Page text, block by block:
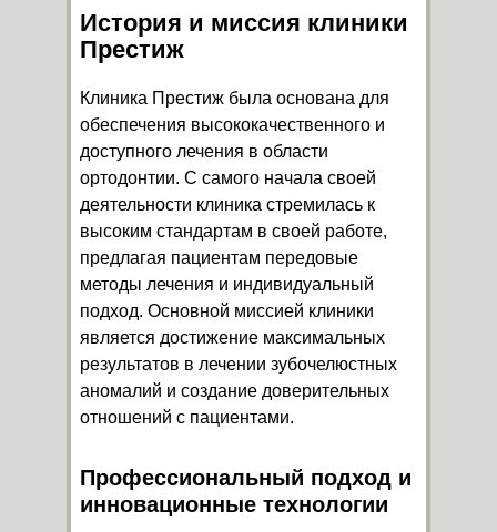
История и миссия клиники
Престиж
Клиника Престиж была основана для
обеспечения высококачественного и
доступного лечения в области
ортодонтии. С самого начала своей
деятельности клиника стремилась к
высоким стандартам в своей работе,
предлагая пациентам передовые
методы лечения и индивидуальный
подход. Основной миссией клиники
является достижение максимальных
результатов в лечении зубочелюстных
аномалий и создание доверительных
отношений с пациентами.
Профессиональный подход и
инновационные технологии